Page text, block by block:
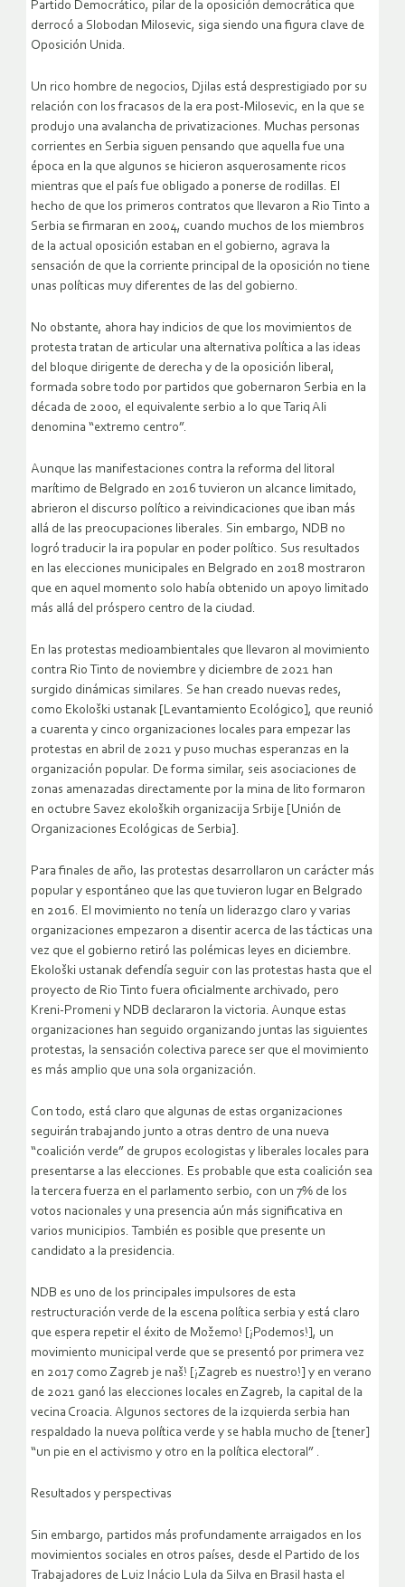
Partido Democrático, pilar de la oposición democrática que
derrocó a Slobodan Milosevic, siga siendo una figura clave de
Oposición Unida.
Un rico hombre de negocios, Djilas está desprestigiado por su
relación con los fracasos de la era post-Milosevic, en la que se
produjo una avalancha de privatizaciones. Muchas personas
corrientes en Serbia siguen pensando que aquella fue una
época en la que algunos se hicieron asquerosamente ricos
mientras que el país fue obligado a ponerse de rodillas. El
hecho de que los primeros contratos que llevaron a Rio Tinto a
Serbia se firmaran en 2004, cuando muchos de los miembros
de la actual oposición estaban en el gobierno, agrava la
sensación de que la corriente principal de la oposición no tiene
unas políticas muy diferentes de las del gobierno.
No obstante, ahora hay indicios de que los movimientos de
protesta tratan de articular una alternativa política a las ideas
del bloque dirigente de derecha y de la oposición liberal,
formada sobre todo por partidos que gobernaron Serbia en la
década de 2000, el equivalente serbio a lo que Tariq Ali
denomina “extremo centro”.
Aunque las manifestaciones contra la reforma del litoral
marítimo de Belgrado en 2016 tuvieron un alcance limitado,
abrieron el discurso político a reivindicaciones que iban más
allá de las preocupaciones liberales. Sin embargo, NDB no
logró traducir la ira popular en poder político. Sus resultados
en las elecciones municipales en Belgrado en 2018 mostraron
que en aquel momento solo había obtenido un apoyo limitado
más allá del próspero centro de la ciudad.
En las protestas medioambientales que llevaron al movimiento
contra Rio Tinto de noviembre y diciembre de 2021 han
surgido dinámicas similares. Se han creado nuevas redes,
como Ekološki ustanak [Levantamiento Ecológico], que reunió
a cuarenta y cinco organizaciones locales para empezar las
protestas en abril de 2021 y puso muchas esperanzas en la
organización popular. De forma similar, seis asociaciones de
zonas amenazadas directamente por la mina de lito formaron
en octubre Savez ekoloških organizacija Srbije [Unión de
Organizaciones Ecológicas de Serbia].
Para finales de año, las protestas desarrollaron un carácter más
popular y espontáneo que las que tuvieron lugar en Belgrado
en 2016. El movimiento no tenía un liderazgo claro y varias
organizaciones empezaron a disentir acerca de las tácticas una
vez que el gobierno retiró las polémicas leyes en diciembre.
Ekološki ustanak defendía seguir con las protestas hasta que el
proyecto de Rio Tinto fuera oficialmente archivado, pero
Kreni-Promeni y NDB declararon la victoria. Aunque estas
organizaciones han seguido organizando juntas las siguientes
protestas, la sensación colectiva parece ser que el movimiento
es más amplio que una sola organización.
Con todo, está claro que algunas de estas organizaciones
seguirán trabajando junto a otras dentro de una nueva
“coalición verde” de grupos ecologistas y liberales locales para
presentarse a las elecciones. Es probable que esta coalición sea
la tercera fuerza en el parlamento serbio, con un 7% de los
votos nacionales y una presencia aún más significativa en
varios municipios. También es posible que presente un
candidato a la presidencia.
NDB es uno de los principales impulsores de esta
restructuración verde de la escena política serbia y está claro
que espera repetir el éxito de Možemo! [¡Podemos!], un
movimiento municipal verde que se presentó por primera vez
en 2017 como Zagreb je naš! [¡Zagreb es nuestro!] y en verano
de 2021 ganó las elecciones locales en Zagreb, la capital de la
vecina Croacia. Algunos sectores de la izquierda serbia han
respaldado la nueva política verde y se habla mucho de [tener]
“un pie en el activismo y otro en la política electoral” .
Resultados y perspectivas
Sin embargo, partidos más profundamente arraigados en los
movimientos sociales en otros países, desde el Partido de los
Trabajadores de Luiz Inácio Lula da Silva en Brasil hasta el